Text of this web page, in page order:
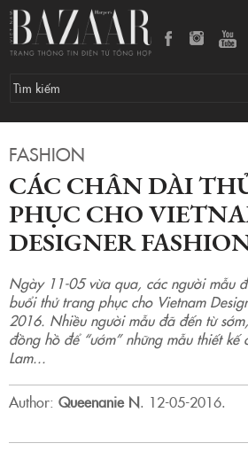
FASHION
CÁC CHÂN DÀI
PHỤC CHO
DESIGNER
Ngày 11-05 vừa qua, các người mẫu
buổi thử trang phục cho Vietnam
2016. Nhiều người mẫu đã đến từ
đồng hồ để “ướm” những mẫu thiết kế
Lam...
Author: Queenanie N. 12-05-2016.